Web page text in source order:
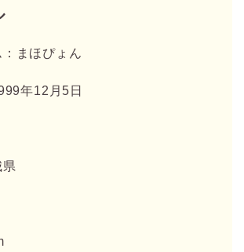
まほぴょん
年12月5日